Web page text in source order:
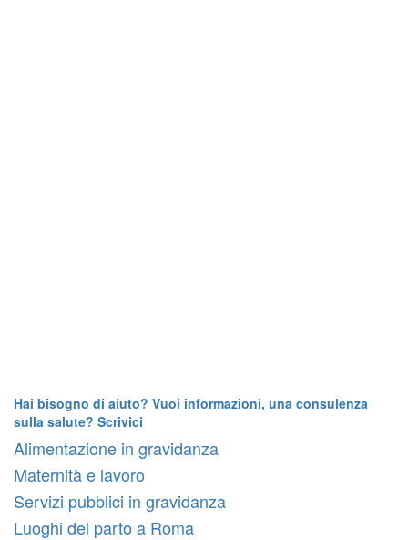
Hai bisogno di aiuto? Vuoi informazioni, una consulenza
sulla salute? Scrivici
Alimentazione in gravidanza
Maternità e lavoro
Servizi pubblici in gravidanza
Luoghi del parto a Roma